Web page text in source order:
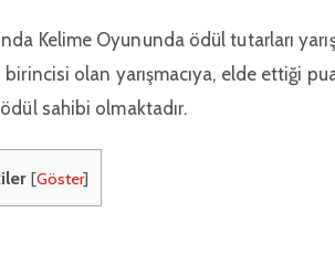
Kelime Oyununda ödül tutarları
birincisi olan yarışmacıya, elde ettiği
sahibi olmaktadır.
[Göster]